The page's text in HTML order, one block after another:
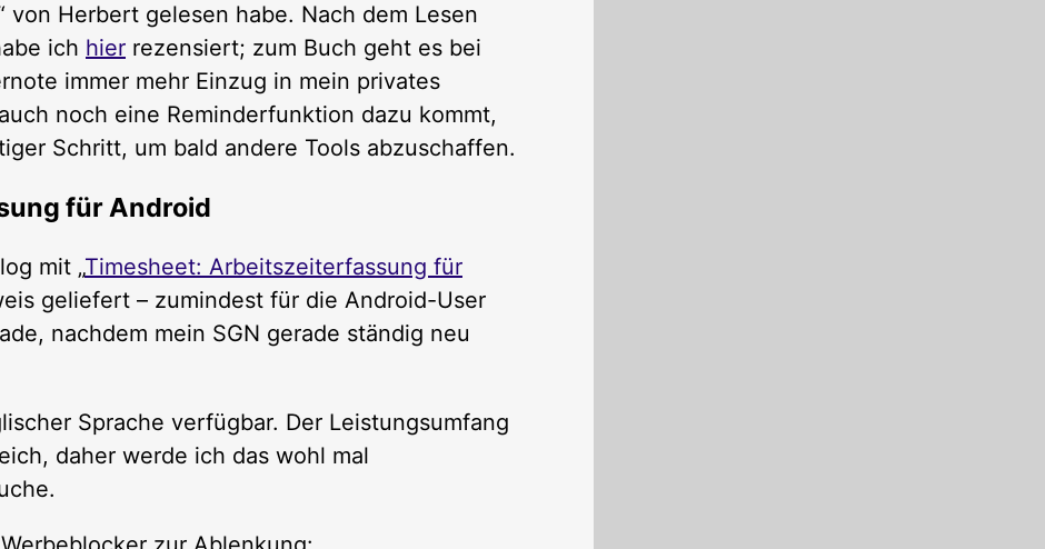
von Herbert gelesen habe. Nach dem Lesen
ich hier rezensiert; zum Buch geht es bei
immer mehr Einzug in mein privates
noch eine Reminderfunktion dazu kommt,
Schritt, um bald andere Tools abzuschaffen.
für Android
mit „Timesheet: Arbeitszeiterfassung für
geliefert – zumindest für die Android-User
nachdem mein SGN gerade ständig neu
Sprache verfügbar. Der Leistungsumfang
daher werde ich das wohl mal